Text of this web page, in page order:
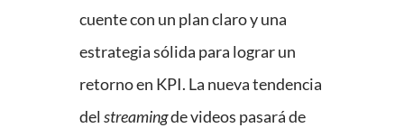
cuente con un plan claro y una
estrategia sólida para lograr un
retorno en KPI. La nueva tendencia
del streamingde videos pasará de